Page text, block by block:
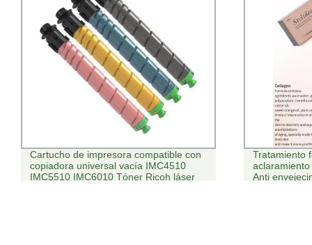
Cartucho de impresora compatible con
copiadora universal vacía IMC4510
IMC5510 IMC6010 Tóner Ricoh láser
Tratamiento
Anti